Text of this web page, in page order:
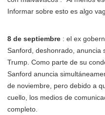
Informar sobre esto es algo
8 de septiembre : el ex
Sanford, deshonrado, anuncia
Trump. Como parte de su
Sanford anuncia
de noviembre, pero debido a
cuello, los medios de
completo.